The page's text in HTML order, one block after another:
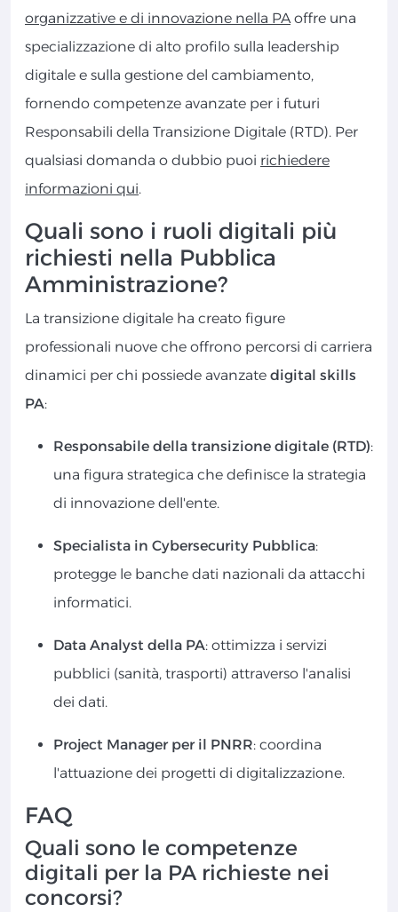
organizzative e di innovazione nella PAoffre una
specializzazione di alto profilo sulla leadership
digitale e sulla gestione del cambiamento,
fornendo competenze avanzate per i futuri
Responsabili della Transizione Digitale (RTD). Per
qualsiasi domanda o dubbio puoi richiedere
informazioni qui.
Quali sono i ruoli digitali più
richiesti nella Pubblica
Amministrazione?
La transizione digitale ha creato figure
professionali nuove che offrono percorsi di carriera
dinamici per chi possiede avanzate digital skills
PA:
Responsabile della transizione digitale (RTD):
una figura strategica che definisce la strategia
di innovazione dell'ente.
Specialista in Cybersecurity Pubblica:
protegge le banche dati nazionali da attacchi
informatici.
Data Analyst della PA: ottimizza i servizi
pubblici (sanità, trasporti) attraverso l'analisi
dei dati.
Project Manager per il PNRR: coordina
l'attuazione dei progetti di digitalizzazione.
FAQ
Quali sono le competenze
digitali per la PA richieste nei
concorsi?